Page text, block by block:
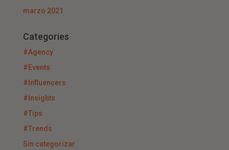
marzo 2021
Categories
#Agency
#Events
#Influencers
#Insights
#Tips
#Trends
Sin categorizar